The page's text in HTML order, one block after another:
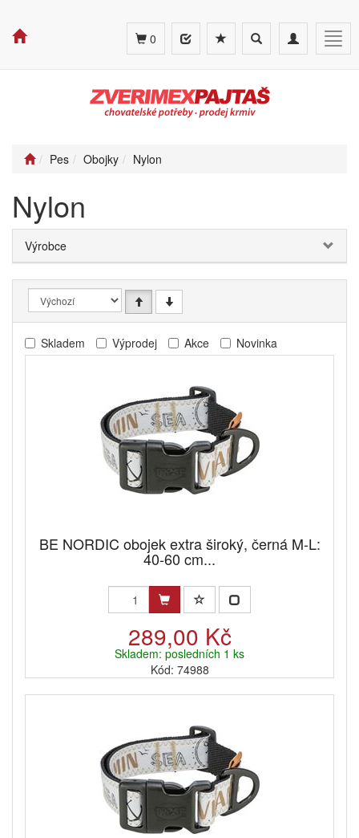
Toggle
navigation
Toggle
search
0
Pes Obojky Nylon
Nylon
Výrobce
Skladem Výprodej Akce Novinka
BE NORDIC obojek extra široký, černá M-L:
40-60 cm...
289,00 Kč
Skladem: posledních 1 ks
Kód: 74988